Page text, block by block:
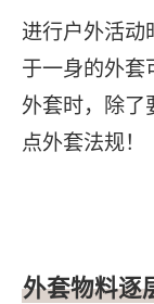
进行户外活动
于一身的外套
外套时，除了
点外套法规！
外套物料逐